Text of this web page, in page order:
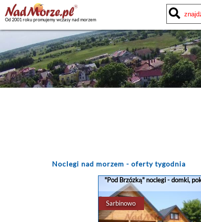
Od 2001 roku promujemy wczasy nad morzem
Noclegi nad morzem - oferty tygodnia
Sarbinowo
"Pod Brzózką" noclegi - domki,